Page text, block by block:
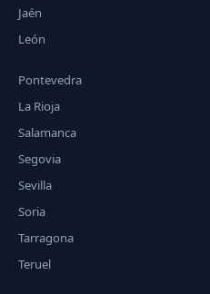
Jaén
León
Pontevedra
La Rioja
Salamanca
Segovia
Sevilla
Soria
Tarragona
Teruel